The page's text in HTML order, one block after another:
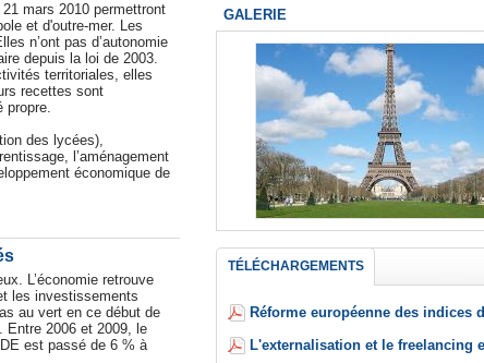
mars 2010 permettront
et d'outre-mer. Les
n’ont pas d’autonomie
depuis la loi de 2003.
territoriales, elles
recettes sont
propre.
des lycées),
l’aménagement
économique de
L’économie retrouve
les investissements
au vert en ce début de
Entre 2006 et 2009, le
est passé de 6 % à
GALERIE
TÉLÉCHARGEMENTS
Réforme européenne des indices
L'externalisation et le freelancing